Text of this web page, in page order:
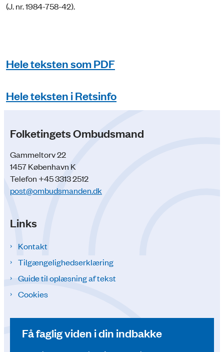
(J. nr. 1984-758-42).
Hele teksten som PDF
Hele teksten i Retsinfo
Folketingets Ombudsmand
Gammeltorv 22
1457 København K
Telefon +45 3313 2512
post@ombudsmanden.dk
Links
Kontakt
Tilgængelighedserklæring
Guide til oplæsning af tekst
Cookies
Få faglig viden i din indbakke